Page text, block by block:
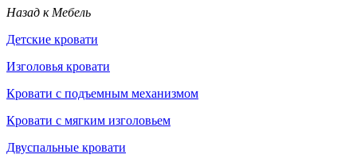
Назад к Мебель
Детские кровати
Изголовья кровати
Кровати с подъемным механизмом
Кровати с мягким изголовьем
Двуспальные кровати